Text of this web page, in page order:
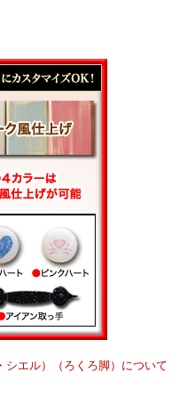
エル）（ろくろ脚）について